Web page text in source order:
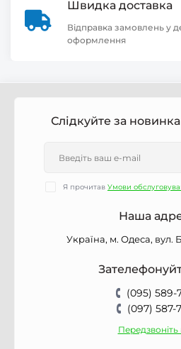
Швидка доставка
Відправка замовлень у
оформлення
Слідкуйте за
Я прочитав Умови
Наша
Україна, м. Одеса, вул.
(095) 589-
(097) 587-
Передзвоніть